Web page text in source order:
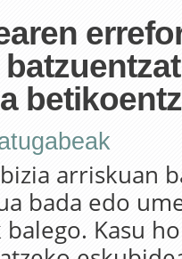
arriskuan
bada edo
Kasu